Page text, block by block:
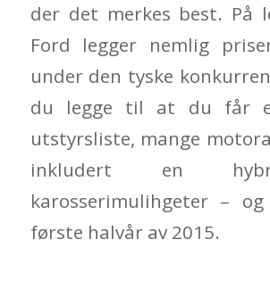
der det merkes best. På
Ford legger nemlig
under den tyske
du legge til at du får
utstyrsliste, mange
inkludert en
karosserimulihgeter –
første halvår av 2015.